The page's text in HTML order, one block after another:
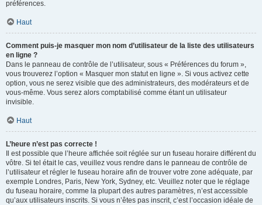
préférences.
Haut
Comment puis-je masquer mon nom d’utilisateur de la liste des utilisateurs
en ligne ?
Dans le panneau de contrôle de l’utilisateur, sous « Préférences du forum »,
vous trouverez l’option « Masquer mon statut en ligne ». Si vous activez cette
option, vous ne serez visible que des administrateurs, des modérateurs et de
vous-même. Vous serez alors comptabilisé comme étant un utilisateur
invisible.
Haut
L’heure n’est pas correcte !
Il est possible que l’heure affichée soit réglée sur un fuseau horaire différent du
vôtre. Si tel était le cas, veuillez vous rendre dans le panneau de contrôle de
l’utilisateur et régler le fuseau horaire afin de trouver votre zone adéquate, par
exemple Londres, Paris, New York, Sydney, etc. Veuillez noter que le réglage
du fuseau horaire, comme la plupart des autres paramètres, n’est accessible
qu’aux utilisateurs inscrits. Si vous n’êtes pas inscrit, c’est l’occasion idéale de